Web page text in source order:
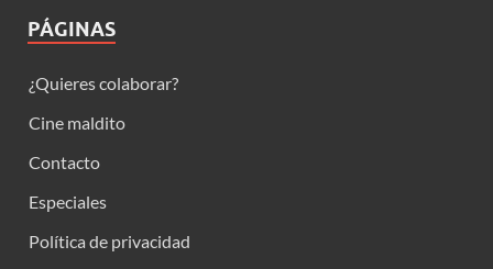
PÁGINAS
¿Quieres colaborar?
Cine maldito
Contacto
Especiales
Política de privacidad